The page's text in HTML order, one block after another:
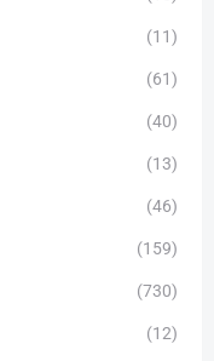
(11)
(61)
(40)
(13)
(46)
(159)
(730)
(12)